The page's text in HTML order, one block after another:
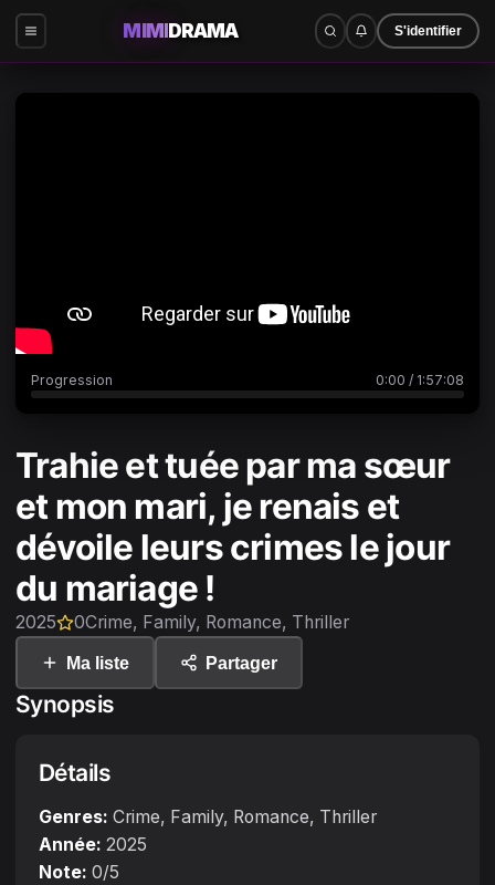
MIMIDRAMA S'identifier
1:57:08
Progression 0:00 / 1:57:08
Trahie et tuée par ma sœur
et mon mari, je renais et
dévoile leurs crimes le jour
du mariage !
2025 0Crime, Family, Romance, Thriller
Ma liste Partager
Synopsis
Détails
Genres: Crime, Family, Romance, Thriller
Année: 2025
Note: 0/5